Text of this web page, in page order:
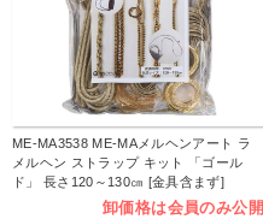
ME-MA3538 ME-MAメルヘンアート ラ
メルヘン ストラップ キット 「ゴール
ド」 長さ120～130㎝ [金具含まず]
卸価格は会員のみ公開